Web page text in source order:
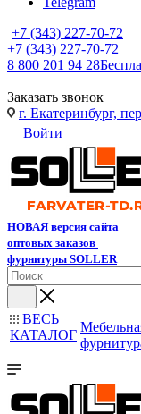
+7 (343) 227-70-72
+7 (343) 227-70-72
8 800 201 94 28
Заказать звонок
г. Екатеринбург,
Войти
НОВАЯ версия сайта
оптовых заказов
фурнитуры SOLLER
ВЕСЬ
КАТАЛОГ